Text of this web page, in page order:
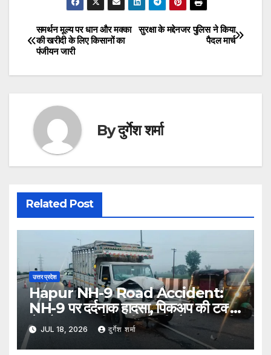
Post
navigation
सुरक्षा के मद्देनजर पुलिस ने किया
पैदल मार्च
समर्थन मूल्य पर धान और मक्का
की खरीदी के लिए किसानों का
पंजीयन जारी
Byदुर्गेश शर्मा
Related Post
उत्तर प्रदेश
Hapur NH-9 Road Accident:
NH-9 पर दर्दनाक हादसा, पिकअप की टक्कर
से ट्रैक्टर-ट्रॉली पलटी; दो की मौत, एक गंभीर
घायल
JUL 18, 2026 दुर्गेश शर्मा